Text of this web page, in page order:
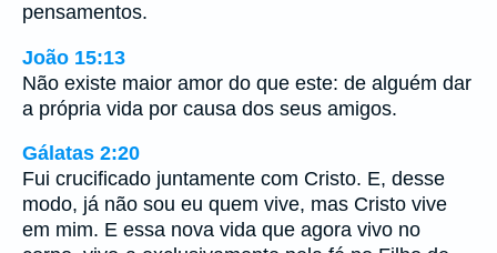
pensamentos.
João 15:13
Não existe maior amor do que este: de alguém dar
a própria vida por causa dos seus amigos.
Gálatas 2:20
Fui crucificado juntamente com Cristo. E, desse
modo, já não sou eu quem vive, mas Cristo vive
em mim. E essa nova vida que agora vivo no